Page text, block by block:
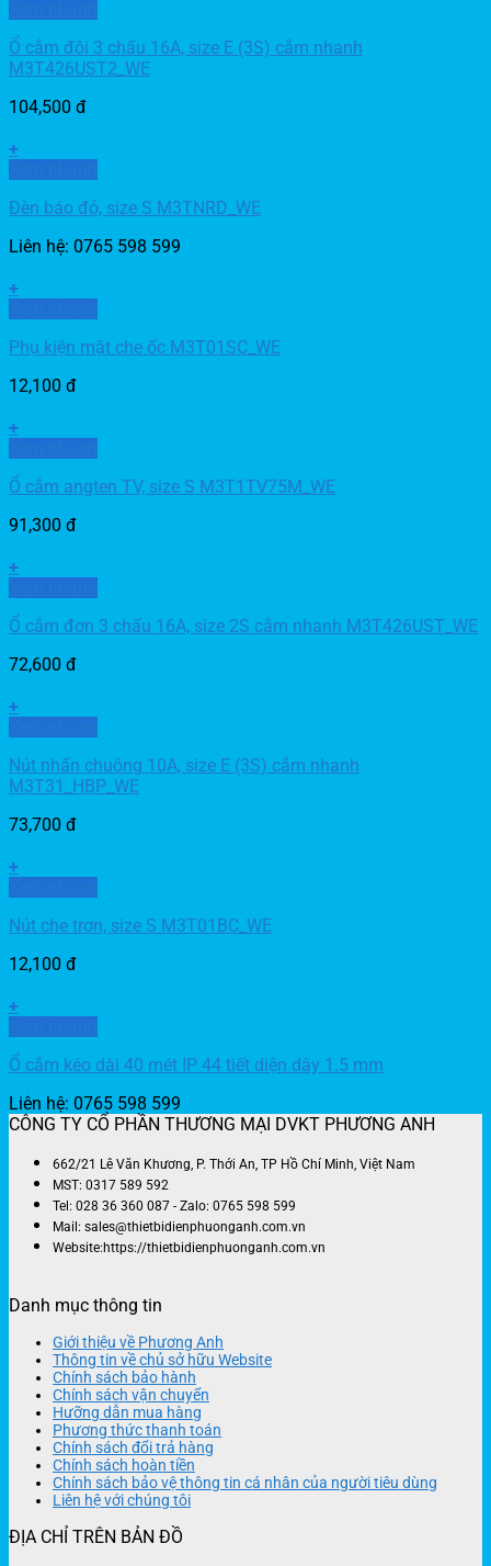
Ổ cắm đôi 3 chấu 16A, size E (3S) cắm nhanh
M3T426UST2_WE
104,500 đ
+
Đèn báo đỏ, size S M3TNRD_WE
Liên hệ: 0765 598 599
+
Phụ kiện mặt che ốc M3T01SC_WE
12,100 đ
+
Ổ cắm angten TV, size S M3T1TV75M_WE
91,300 đ
+
Ổ cắm đơn 3 chấu 16A, size 2S cắm nhanh M3T426UST_WE
72,600 đ
+
Nút nhấn chuông 10A, size E (3S) cắm nhanh
M3T31_HBP_WE
73,700 đ
+
Nút che trơn, size S M3T01BC_WE
12,100 đ
+
Ổ cắm kéo dài 40 mét IP 44 tiết diện dây 1.5 mm
Liên hệ: 0765 598 599
CÔNG TY CỔ PHẦN THƯƠNG MẠI DVKT PHƯƠNG ANH
662/21 Lê Văn Khương, P. Thới An, TP Hồ Chí Minh, Việt Nam
MST: 0317 589 592
Tel: 028 36 360 087 - Zalo: 0765 598 599
Mail: sales@thietbidienphuonganh.com.vn
Website:https://thietbidienphuonganh.com.vn
Danh mục thông tin
Giới thiệu về Phương Anh
Thông tin về chủ sở hữu Website
Chính sách bảo hành
Chính sách vận chuyển
Hưỡng dẫn mua hàng
Phương thức thanh toán
Chính sách đổi trả hàng
Chính sách hoàn tiền
Chính sách bảo vệ thông tin cá nhân của người tiêu dùng
Liên hệ với chúng tôi
ĐỊA CHỈ TRÊN BẢN ĐỒ